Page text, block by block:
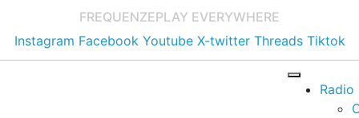
FREQUENZEPLAY EVERYWHERE
Instagram Facebook Youtube X-twitter Threads Tiktok
Radio